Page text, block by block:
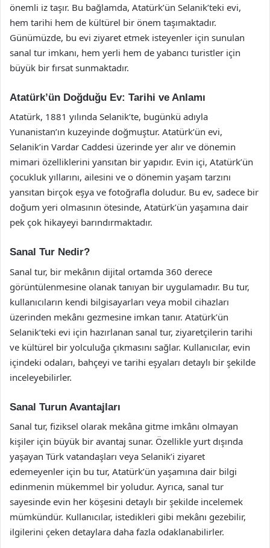
önemli iz taşır. Bu bağlamda, Atatürk’ün Selanik’teki evi,
hem tarihi hem de kültürel bir önem taşımaktadır.
Günümüzde, bu evi ziyaret etmek isteyenler için sunulan
sanal tur imkanı, hem yerli hem de yabancı turistler için
büyük bir fırsat sunmaktadır.
Atatürk’ün Doğduğu Ev: Tarihi ve Anlamı
Atatürk, 1881 yılında Selanik’te, bugünkü adıyla
Yunanistan’ın kuzeyinde doğmuştur. Atatürk’ün evi,
Selanik’in Vardar Caddesi üzerinde yer alır ve dönemin
mimari özelliklerini yansıtan bir yapıdır. Evin içi, Atatürk’ün
çocukluk yıllarını, ailesini ve o dönemin yaşam tarzını
yansıtan birçok eşya ve fotoğrafla doludur. Bu ev, sadece bir
doğum yeri olmasının ötesinde, Atatürk’ün yaşamına dair
pek çok hikayeyi barındırmaktadır.
Sanal Tur Nedir?
Sanal tur, bir mekânın dijital ortamda 360 derece
görüntülenmesine olanak tanıyan bir uygulamadır. Bu tur,
kullanıcıların kendi bilgisayarları veya mobil cihazları
üzerinden mekânı gezmesine imkan tanır. Atatürk’ün
Selanik’teki evi için hazırlanan sanal tur, ziyaretçilerin tarihi
ve kültürel bir yolculuğa çıkmasını sağlar. Kullanıcılar, evin
içindeki odaları, bahçeyi ve tarihi eşyaları detaylı bir şekilde
inceleyebilirler.
Sanal Turun Avantajları
Sanal tur, fiziksel olarak mekâna gitme imkânı olmayan
kişiler için büyük bir avantaj sunar. Özellikle yurt dışında
yaşayan Türk vatandaşları veya Selanik’i ziyaret
edemeyenler için bu tur, Atatürk’ün yaşamına dair bilgi
edinmenin mükemmel bir yoludur. Ayrıca, sanal tur
sayesinde evin her köşesini detaylı bir şekilde incelemek
mümkündür. Kullanıcılar, istedikleri gibi mekânı gezebilir,
ilgilerini çeken detaylara daha fazla odaklanabilirler.